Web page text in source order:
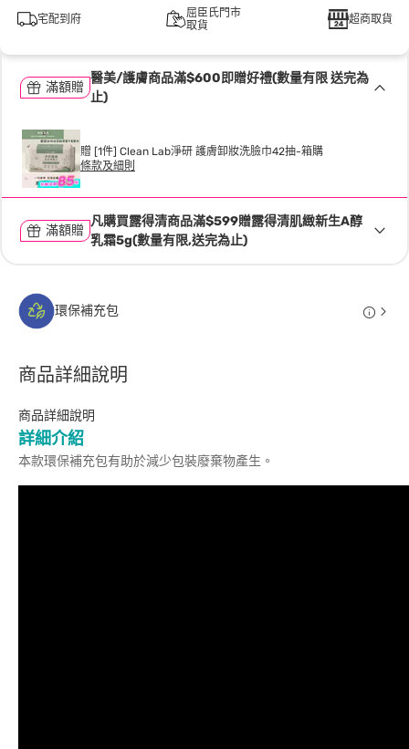
宅配到府
屈臣氏門市
取貨
超商取貨
滿額贈
醫美/護膚商品滿$600即贈好禮(數量有限 送完為
止)
贈 [1件] Clean Lab淨研 護膚卸妝洗臉巾42抽-箱購
條款及細則
滿額贈
凡購買露得清商品滿$599贈露得清肌緻新生A醇
乳霜5g(數量有限,送完為止)
環保補充包
商品詳細說明
商品詳細說明
詳細介紹
本款環保補充包有助於減少包裝廢棄物產生。